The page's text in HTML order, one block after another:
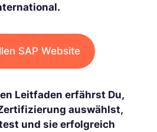
SAP Website
Leitfaden erfährst Du,
auswählst,
und sie erfolgreich